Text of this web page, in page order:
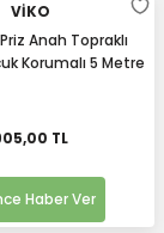
VİKO
Anah Topraklı
Korumalı 5 Metre
TL
Haber Ver